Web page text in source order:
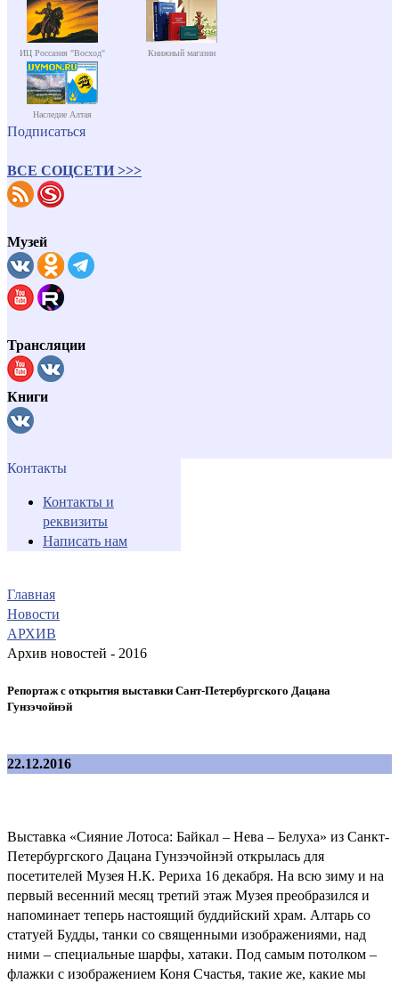
ИЦ Россазия "Восход" Книжный магазин
Наследие Алтая
Подписаться
ВСЕ СОЦСЕТИ >>>
Музей
Трансляции
Книги
Контакты
Контакты и
реквизиты
Написать нам
Главная
Новости
АРХИВ
Архив новостей - 2016
Репортаж с открытия выставки Сант-Петербургского Дацана
Гунзэчойнэй
22.12.2016
Выставка «Сияние Лотоса: Байкал – Нева – Белуха» из Санкт-
Петербургского Дацана Гунзэчойнэй открылась для
посетителей Музея Н.К. Рериха 16 декабря. На всю зиму и на
первый весенний месяц третий этаж Музея преобразился и
напоминает теперь настоящий буддийский храм. Алтарь со
статуей Будды, танки со священными изображениями, над
ними – специальные шарфы, хатаки. Под самым потолком –
флажки с изображением Коня Счастья, такие же, какие мы